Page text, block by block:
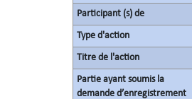
Participant (s) de
Type d'action
Titre de l'action
Partie ayant soumis la
demande d’enregistrement